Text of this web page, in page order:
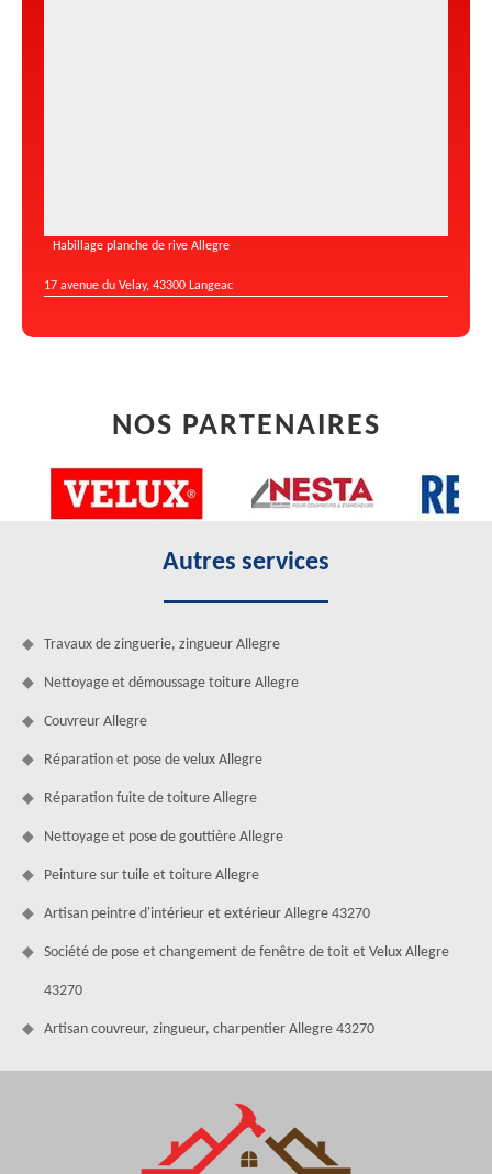
Habillage planche de rive Allegre
17 avenue du Velay, 43300 Langeac
NOS PARTENAIRES
Autres services
Travaux de zinguerie, zingueur Allegre
Nettoyage et démoussage toiture Allegre
Couvreur Allegre
Réparation et pose de velux Allegre
Réparation fuite de toiture Allegre
Nettoyage et pose de gouttière Allegre
Peinture sur tuile et toiture Allegre
Artisan peintre d'intérieur et extérieur Allegre 43270
Société de pose et changement de fenêtre de toit et Velux Allegre
43270
Artisan couvreur, zingueur, charpentier Allegre 43270